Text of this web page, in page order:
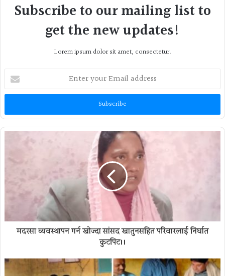
Subscribe to our mailing list to
get the new updates!
Lorem ipsum dolor sit amet, consectetur.
Enter
your
Email
मदरसा व्यवस्थापन गर्न खाेज्दा सांसद खातुनसहित परिवारलाई निर्घात
कुटपिट।।